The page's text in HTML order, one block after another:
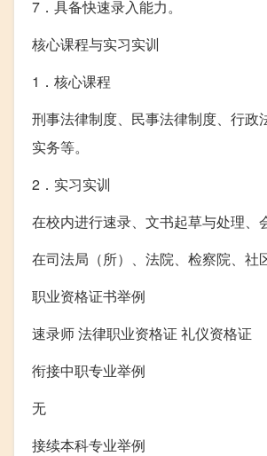
7．具备快速录入能力。
核心课程与实习实训
1．核心课程
刑事法律制度、民事法律制度、行
实务等。
2．实习实训
在校内进行速录、文书起草与处理、
在司法局（所）、法院、检察院、社
职业资格证书举例
速录师 法律职业资格证 礼仪资格证
衔接中职专业举例
无
接续本科专业举例